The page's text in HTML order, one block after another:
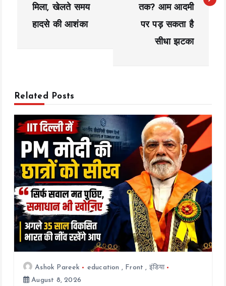
g
o
n
मिला, खेलते समय
हादसे की आशंका
तक? आम आदमी
पर पड़ सकता है
सीधा झटका
Related Posts
Ashok Pareek education , Front , इंडिया
August 8, 2026